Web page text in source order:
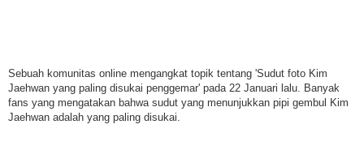
Sebuah komunitas online mengangkat topik tentang 'Sudut foto Kim
Jaehwan yang paling disukai penggemar' pada 22 Januari lalu. Banyak
fans yang mengatakan bahwa sudut yang menunjukkan pipi gembul Kim
Jaehwan adalah yang paling disukai.